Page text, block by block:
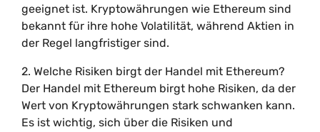
geeignet ist. Kryptowährungen wie Ethereum sind
bekannt für ihre hohe Volatilität, während Aktien in
der Regel langfristiger sind.
2. Welche Risiken birgt der Handel mit Ethereum?
Der Handel mit Ethereum birgt hohe Risiken, da der
Wert von Kryptowährungen stark schwanken kann.
Es ist wichtig, sich über die Risiken und